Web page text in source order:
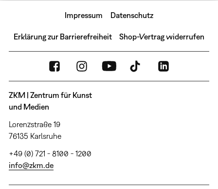
Impressum Datenschutz
Erklärung zur Barrierefreiheit Shop-Vertrag widerrufen
ZKM | Zentrum für Kunst
und Medien
Lorenzstraße 19
76135 Karlsruhe
+49 (0) 721 - 8100 - 1200
info@zkm.de